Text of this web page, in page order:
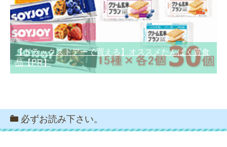
【ドラックストアーで買える】オススメたんぱく質食
品【PR】
必ずお読み下さい。